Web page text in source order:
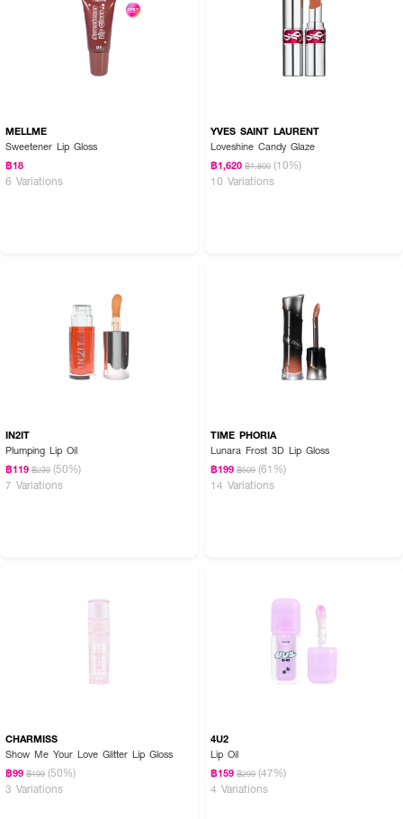
● Supple Kiss Lip Glaze ขนาด 3 ml ลิปกลอสเนื้อชุ่มชื้น ให้ฟินิชเงางามราว
How To Use:
● ทาทับด้วย
เพื่อเพิ่มความเงางามสุขภาพดี
● สามารถใช้คู่กันหรือแยกเดี่ยวก็ได้ตามลุคที่ต้องการ
MELLME
Sweetener Lip Gloss
฿18
6 Variations
YVES SAINT LAURENT
Loveshine Candy Glaze
฿1,620 ฿1,800 (10%)
10 Variations
IN2IT
Plumping Lip Oil
฿119 ฿239 (50%)
7 Variations
TIME PHORIA
Lunara Frost 3D Lip Gloss
฿199 ฿509 (61%)
14 Variations
CHARMISS
Show Me Your Love Glitter Lip Gloss
฿99 ฿199 (50%)
3 Variations
4U2
Lip Oil
฿159 ฿299 (47%)
4 Variations